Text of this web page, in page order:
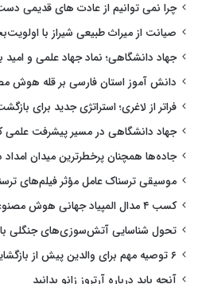
چرا نمی توانیم از عادت های قدیمی
صیانت از میراث طبیعی شیراز با
جهاد دانشگاهی؛ نماد جهاد علمی و امید
دانش آموز استان فارسی بر قله هوش
فراتر از لاغری؛ استراتژی جدید برای
جهاد دانشگاهی در مسیر پیشرفت
جاده‌ها همچنان پرخطرترین میدان
موسیقی ترسناک عامل مؤثر فیلم‌های
کسب ۴ مدال المپیاد جهانی هوش مصنوعی برای ایران
تحول شناسایی آتش‌سوزی‌های جنگلی
۶ توصیه مهم برای والدین پیش از بازگشایی مدارس